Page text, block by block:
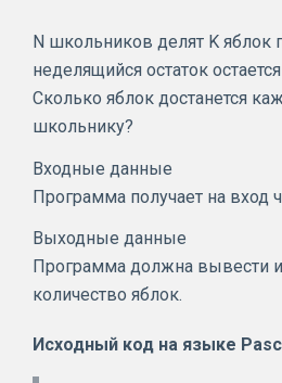
N школьников делят K яблок
неделящийся остаток
Сколько яблок достанется
школьнику?
Входные данные
Программа получает на вход
Выходные данные
Программа должна вывести
количество яблок.
Исходный код на языке